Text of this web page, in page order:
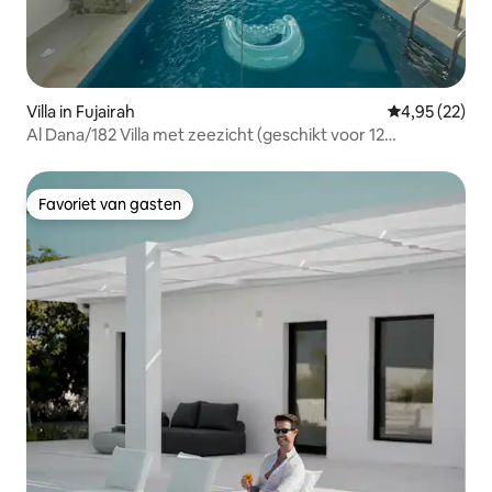
Villa in Fujairah Gemiddelde
4,95 (22)
Al Dana/182 Villa met zeezicht (geschikt voor 12
Favoriet van gasten
Favoriet van gasten